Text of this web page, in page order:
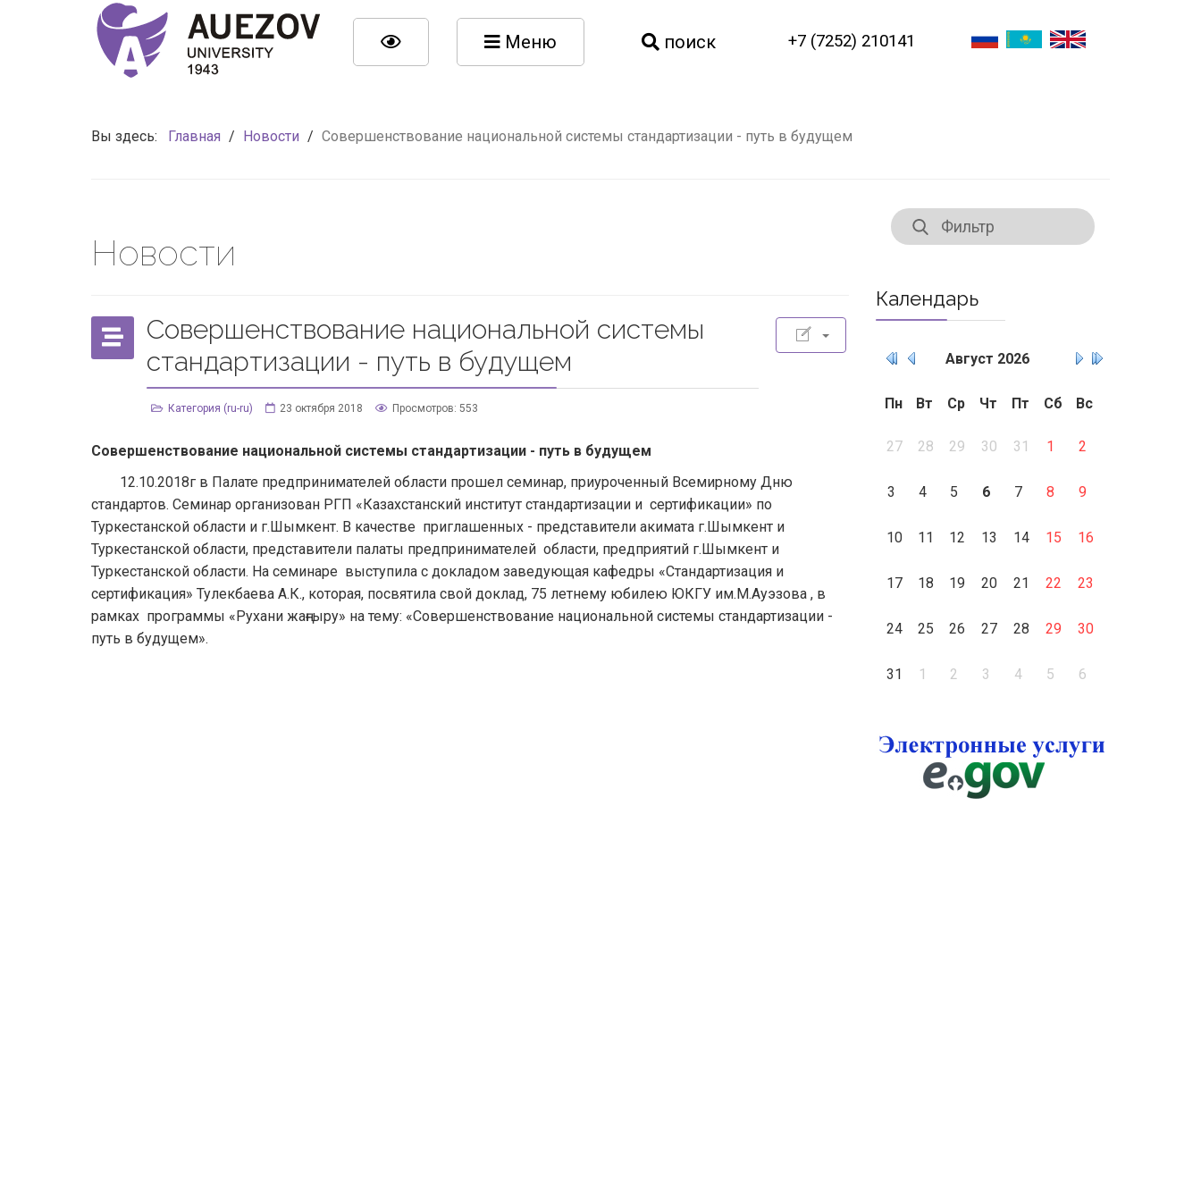
Меню поиск +7 (7252) 210141
Вы здесь: Главная / Новости / Совершенствование национальной системы стандартизации - путь в будущем
Новости
Совершенствование национальной системы
стандартизации - путь в будущем
Категория (ru-ru) 23 октября 2018 Просмотров: 553
Совершенствование национальной системы стандартизации - путь в будущем
12.10.2018г в Палате предпринимателей области прошел семинар, приуроченный Всемирному Дню
стандартов. Семинар организован РГП «Казахстанский институт стандартизации и сертификации» по
Туркестанской области и г.Шымкент. В качестве приглашенных - представители акимата г.Шымкент и
Туркестанской области, представители палаты предпринимателей области, предприятий г.Шымкент и
Туркестанской области. На семинаре выступила с докладом заведующая кафедры «Стандартизация и
сертификация» Тулекбаева А.К., которая, посвятила свой доклад, 75 летнему юбилею ЮКГУ им.М.Ауэзова , в
рамках программы «Рухани жаңғыру» на тему: «Совершенствование национальной системы стандартизации -
путь в будущем».
Календарь
Август 2026
Пн Вт Ср Чт Пт Сб Вс
27 28 29 30 31 1 2
3 4 5 6 7 8 9
10 11 12 13 14 15 16
17 18 19 20 21 22 23
24 25 26 27 28 29 30
31 1 2 3 4 5 6